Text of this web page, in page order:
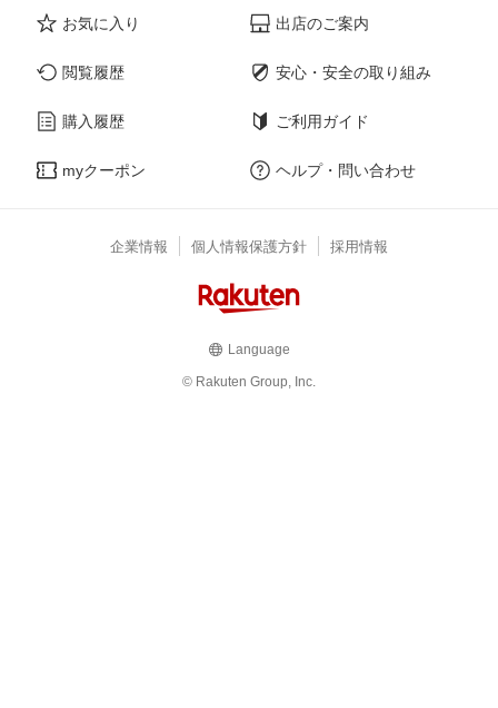
お気に入り
閲覧履歴
購入履歴
myクーポン
出店のご案内
安心・安全の取り組み
ご利用ガイド
ヘルプ・問い合わせ
企業情報 個人情報保護方針 採用情報
Language
© Rakuten Group, Inc.